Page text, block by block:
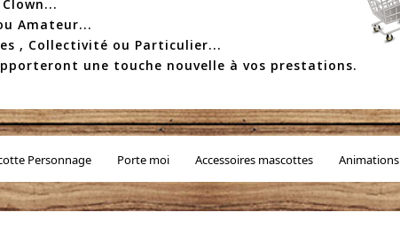
Amateur...
, Collectivité ou Particulier...
une touche nouvelle à vos prestations.
Personnage Porte moi Accessoires mascottes Animations